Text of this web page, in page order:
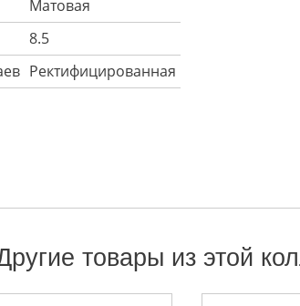
Матовая
8.5
Ректифицированная
товары из этой